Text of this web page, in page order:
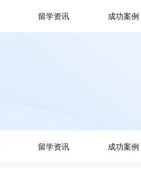
留学资讯 成功案例
留学资讯 成功案例